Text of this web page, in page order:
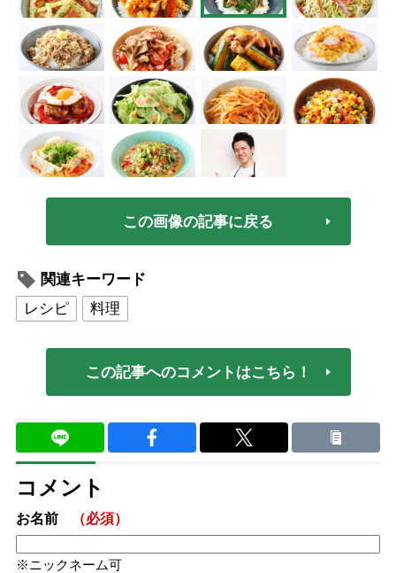
この画像の記事に戻る
関連キーワード
レシピ
料理
この記事へのコメントはこちら！
コメント
お名前 （必須）
ニックネーム可